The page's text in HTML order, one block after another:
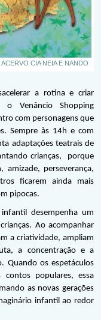
ACERVO CIA NEIA E NANDO
a rotina e criar
o Venâncio Shopping
com personagens que
Sempre às 14h e com
adaptações teatrais de
crianças,  porque
amizade, perseverança,
ficarem ainda mais
pipocas.
desempenha um
Ao acompanhar
a criatividade, ampliam
a concentração e a
Quando os espetáculos
populares, essa
as novas gerações
infantil ao redor